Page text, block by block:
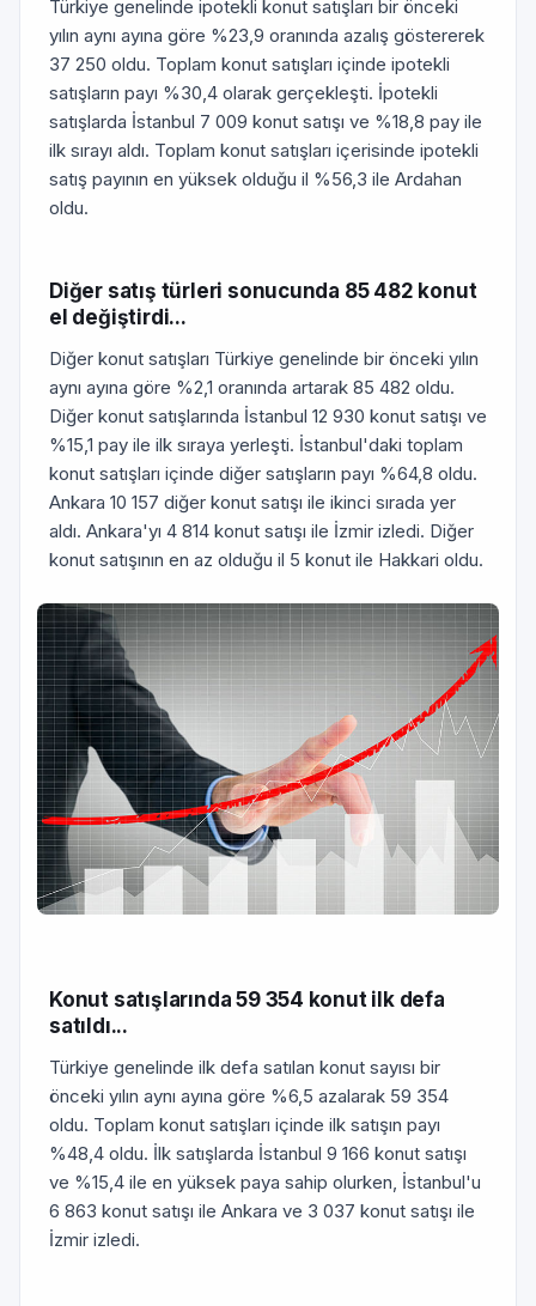
Türkiye genelinde ipotekli konut satışları bir önceki
yılın aynı ayına göre %23,9 oranında azalış göstererek
37 250 oldu. Toplam konut satışları içinde ipotekli
satışların payı %30,4 olarak gerçekleşti. İpotekli
satışlarda İstanbul 7 009 konut satışı ve %18,8 pay ile
ilk sırayı aldı. Toplam konut satışları içerisinde ipotekli
satış payının en yüksek olduğu il %56,3 ile Ardahan
oldu.
Diğer satış türleri sonucunda 85 482 konut
el değiştirdi...
Diğer konut satışları Türkiye genelinde bir önceki yılın
aynı ayına göre %2,1 oranında artarak 85 482 oldu.
Diğer konut satışlarında İstanbul 12 930 konut satışı ve
%15,1 pay ile ilk sıraya yerleşti. İstanbul'daki toplam
konut satışları içinde diğer satışların payı %64,8 oldu.
Ankara 10 157 diğer konut satışı ile ikinci sırada yer
aldı. Ankara'yı 4 814 konut satışı ile İzmir izledi. Diğer
konut satışının en az olduğu il 5 konut ile Hakkari oldu.
Konut satışlarında 59 354 konut ilk defa
satıldı...
Türkiye genelinde ilk defa satılan konut sayısı bir
önceki yılın aynı ayına göre %6,5 azalarak 59 354
oldu. Toplam konut satışları içinde ilk satışın payı
%48,4 oldu. İlk satışlarda İstanbul 9 166 konut satışı
ve %15,4 ile en yüksek paya sahip olurken, İstanbul'u
6 863 konut satışı ile Ankara ve 3 037 konut satışı ile
İzmir izledi.